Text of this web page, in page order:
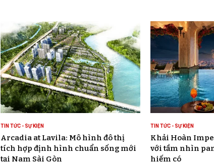
TIN TỨC - SỰ KIỆN
Arcadia at Lavila: Mô hình đô thị
tích hợp định hình chuẩn sống mới
tại Nam Sài Gòn
TIN TỨC - SỰ KIỆN
Khải Hoàn
với tầm nhìn
hiếm có